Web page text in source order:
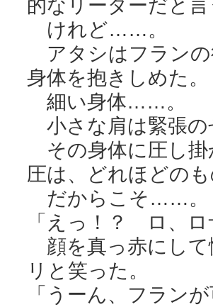
的なリーダーだと
けれど……。
アタシはフランの
身体を抱きしめた。
細い身体……。
小さな肩は緊張の
その身体に圧し掛
圧は、どれほどの
だからこそ……。
「えっ！？ ロ、
顔を真っ赤にして
リと笑った。
「うーん、フラン